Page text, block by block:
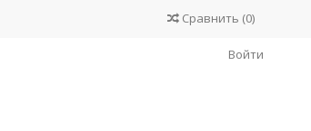
Сравнить (0)
Войти